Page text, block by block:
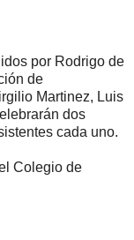
por Rodrigo de
de
Martinez, Luis
dos
cada uno.
Colegio de